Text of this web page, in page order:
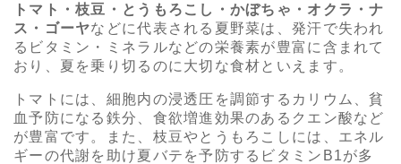
トマト・枝豆・とうもろこし・かぼちゃ・オクラ・ナ
ス・ゴーヤなどに代表される夏野菜は、発汗で失われ
るビタミン・ミネラルなどの栄養素が豊富に含まれて
おり、夏を乗り切るのに大切な食材といえます。
トマトには、細胞内の浸透圧を調節するカリウム、貧
血予防になる鉄分、食欲増進効果のあるクエン酸など
が豊富です。また、枝豆やとうもろこしには、エネル
ギーの代謝を助け夏バテを予防するビタミンB1が多